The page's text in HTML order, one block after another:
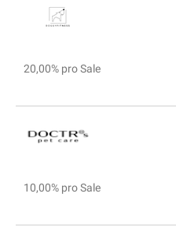
20,00% pro Sale
10,00% pro Sale